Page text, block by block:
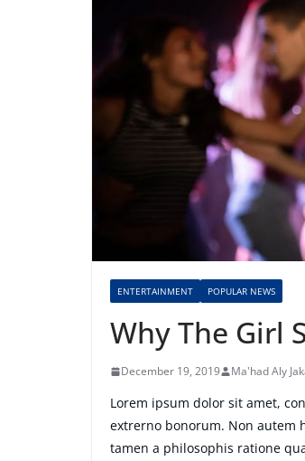
ENTERTAINMENT POPULAR NEWS
Why The Girl
December 19, 2019 Ma'had Aly
Lorem ipsum dolor sit amet,
extrerno bonorum. Non autem
tamen a philosophis ratione